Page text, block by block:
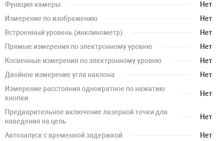
Функция камеры
Нет
Измерение по изображению
Нет
Встроенный уровень (инклинометр)
Нет
Прямые измерения по электронному уровню
Нет
Косвенные измерения по электронному уровню
Нет
Двойное измерение угла наклона
Нет
Измерение расстояния однократное по нажатию
кнопки
Нет
Предварительное включение лазерной точки для
наведения на цель
Нет
Автозапуск с временной задержкой
Нет